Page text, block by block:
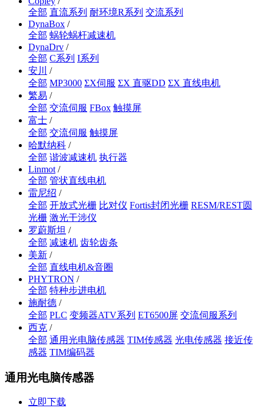
全部 直流系列 耐环境R系列 交流系列
DynaBox /
全部 蜗轮蜗杆减速机
DynaDrv /
全部 C系列 I系列
安川
/
全部 MP3000 ΣX伺服 ΣX 直驱DD ΣX 直线电机
繁易 /
全部 交流伺服 FBox 触摸屏
富士 /
全部 交流伺服 触摸屏
哈默纳科 /
全部 谐波减速机 执行器
Linmot /
全部 管状直线电机
雷尼绍 /
全部 开放式光栅 比对仪 Fortis封闭光栅 RESM/REST圆
光栅 激光干涉仪
罗蔚斯坦 /
全部 减速机 齿轮齿条
美新 /
全部 直线电机&音圈
PHYTRON /
全部 特种步进电机
施耐德 /
全部 PLC 变频器ATV系列 ET6500屏 交流伺服系列
西克 /
全部 通用光电脑传感器 TIM传感器 光电传感器 接近传
感器 TIM编码器
通用光电脑传感器
立即下载